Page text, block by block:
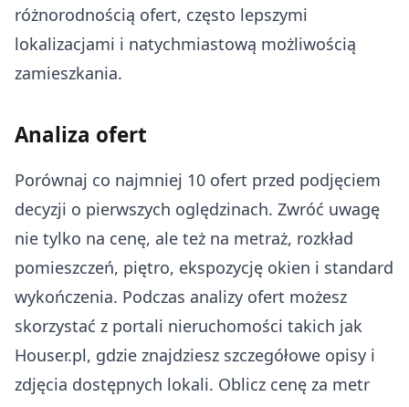
różnorodnością ofert, często lepszymi
lokalizacjami i natychmiastową możliwością
zamieszkania.
Analiza ofert
Porównaj co najmniej 10 ofert przed podjęciem
decyzji o pierwszych oględzinach. Zwróć uwagę
nie tylko na cenę, ale też na metraż, rozkład
pomieszczeń, piętro, ekspozycję okien i standard
wykończenia. Podczas analizy ofert możesz
skorzystać z portali nieruchomości takich jak
Houser.pl, gdzie znajdziesz szczegółowe opisy i
zdjęcia dostępnych lokali. Oblicz cenę za metr